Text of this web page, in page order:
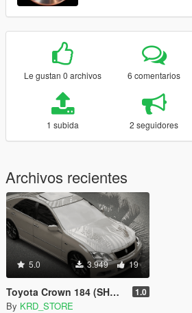
Le gustan 0 archivos 6 comentarios
1 subida 2 seguidores
Archivos recientes
5.0 3.949 19
Toyota Crown 184 (SHAHENA) 1.0
By KRD_STORE